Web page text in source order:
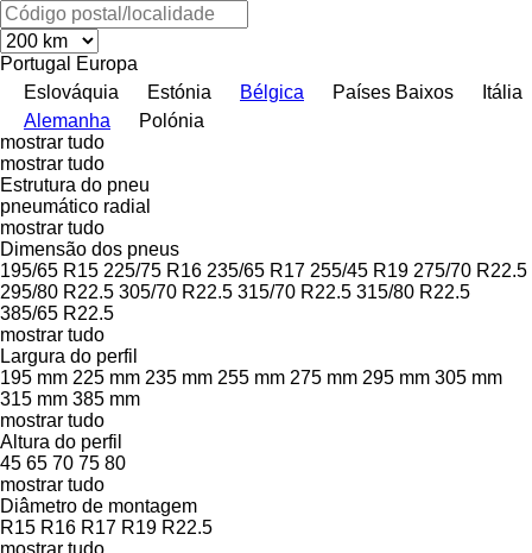
Portugal
Europa
Eslováquia
Estónia Bélgica Países Baixos
Itália
Alemanha
Polónia
mostrar tudo
mostrar tudo
Estrutura do pneu
pneumático radial
mostrar tudo
Dimensão dos pneus
195/65 R15 225/75 R16 235/65 R17 255/45 R19 275/70 R22.5
295/80 R22.5 305/70 R22.5 315/70 R22.5 315/80 R22.5
385/65 R22.5
mostrar tudo
Largura do perfil
195 mm 225 mm 235 mm 255 mm 275 mm 295 mm 305 mm
315 mm 385 mm
mostrar tudo
Altura do perfil
45 65 70 75 80
mostrar tudo
Diâmetro de montagem
R15 R16 R17 R19 R22.5
mostrar tudo